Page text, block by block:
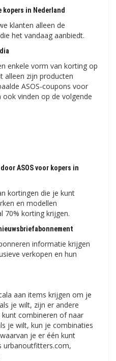
kopers in Nederland
klanten alleen de
het vandaag aanbiedt.
enkele vorm van korting op
alleen zijn producten
ASOS-coupons voor
vinden op de volgende
ASOS voor kopers in
kortingen die je kunt
en modellen
70% korting krijgen.
informatie krijgen
verkopen en hun
aan items krijgen om je
je wilt, zijn er andere
combineren of naar
je wilt, kun je combinaties
je er één kunt
urbanoutfitters.com,